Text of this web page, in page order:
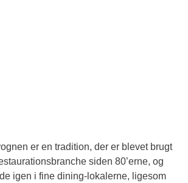
er en tradition, der er blevet brugt
siden 80’erne, og
igen i fine dining-lokalerne, ligesom